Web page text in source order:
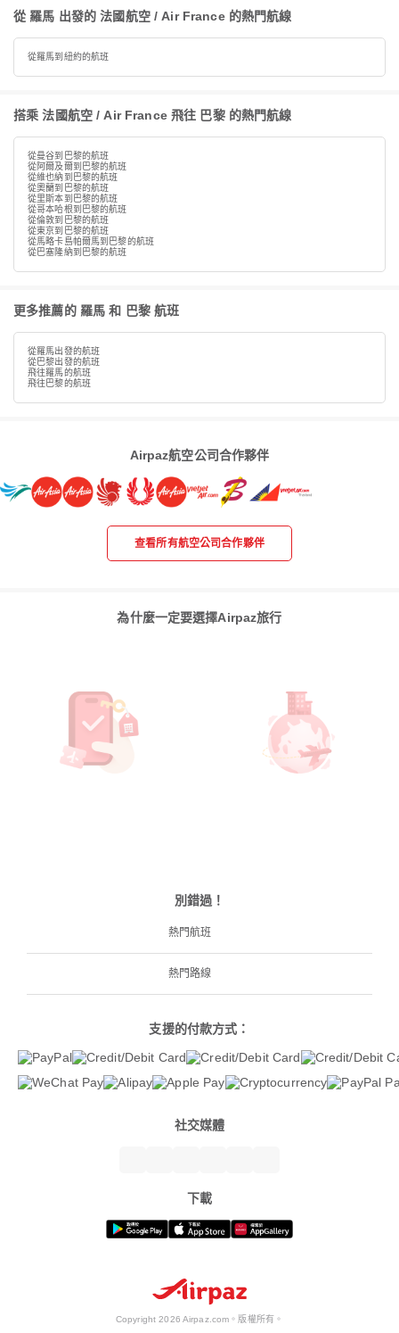
從 羅馬 出發的 法國航空 / Air France 的熱門航線
從羅馬到紐約的航班
搭乘 法國航空 / Air France 飛往 巴黎 的熱門航線
從曼谷到巴黎的航班
從阿爾及爾到巴黎的航班
從維也納到巴黎的航班
從奧蘭到巴黎的航班
從里斯本到巴黎的航班
從哥本哈根到巴黎的航班
從倫敦到巴黎的航班
從東京到巴黎的航班
從馬略卡島帕爾馬到巴黎的航班
從巴塞隆納到巴黎的航班
更多推薦的 羅馬 和 巴黎 航班
從羅馬出發的航班
從巴黎出發的航班
飛往羅馬的航班
飛往巴黎的航班
Airpaz航空公司合作夥伴
查看所有航空公司合作夥伴
為什麼一定要選擇Airpaz旅行
別錯過！
熱門航班
熱門路線
支援的付款方式：
社交媒體
下載
Copyright 2026 Airpaz.com。版權所有。